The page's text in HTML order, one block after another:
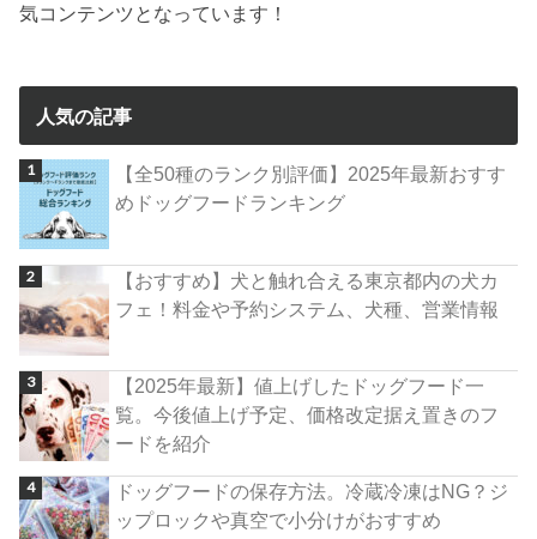
気コンテンツとなっています！
人気の記事
【全50種のランク別評価】2025年最新おすす
めドッグフードランキング
【おすすめ】犬と触れ合える東京都内の犬カ
フェ！料金や予約システム、犬種、営業情報
【2025年最新】値上げしたドッグフード一
覧。今後値上げ予定、価格改定据え置きのフ
ードを紹介
ドッグフードの保存方法。冷蔵冷凍はNG？ジ
ップロックや真空で小分けがおすすめ